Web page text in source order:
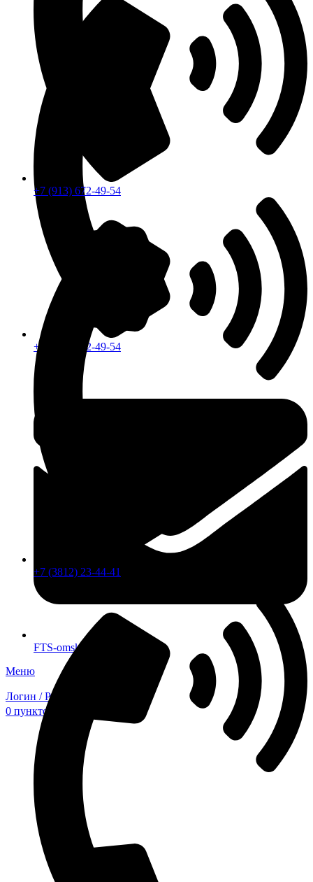
+7 (913) 672-49-54
FTS-omsk@mail.ru
Меню
Логин / Регистрация
0 пунктов
+7 (913) 672-49-54
+7 (3812) 23-44-41